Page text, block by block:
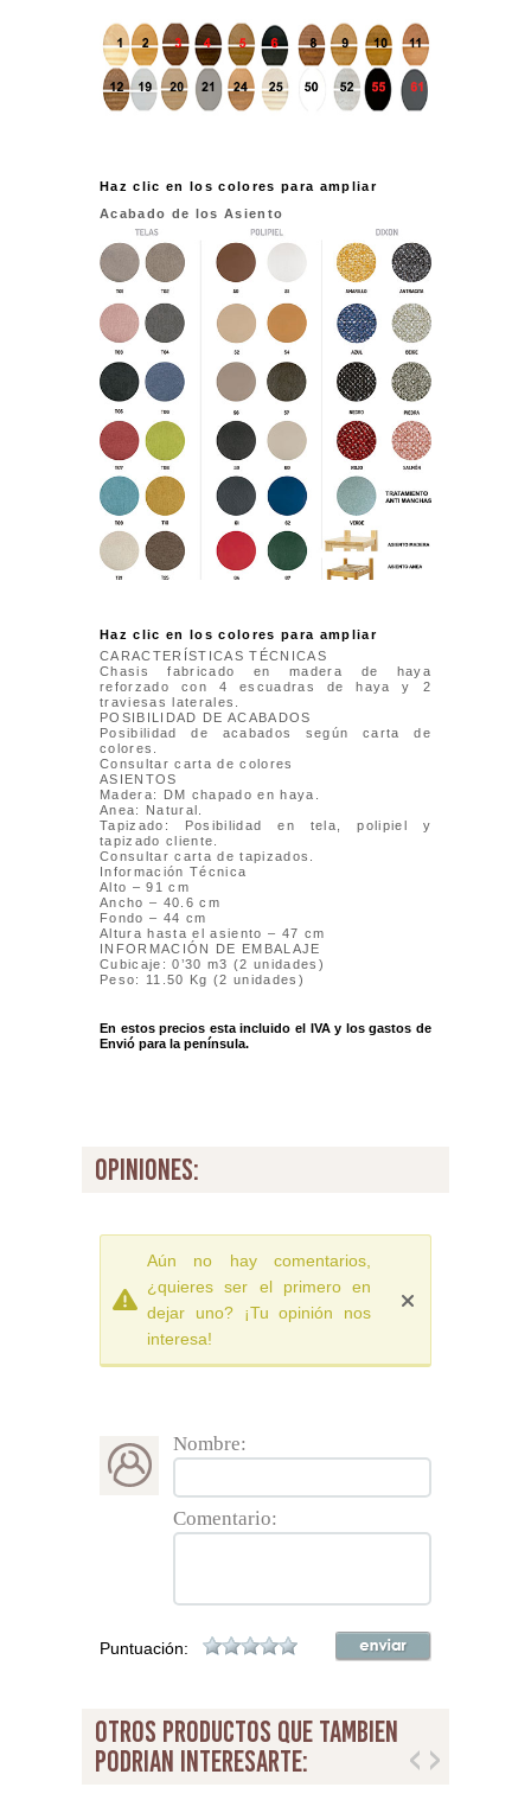
Haz clic en los colores para ampliar
Acabado de los Asiento
Haz clic en los colores para ampliar
CARACTERÍSTICAS TÉCNICAS
Chasis fabricado en madera de haya
reforzado con 4 escuadras de haya y 2
traviesas laterales.
POSIBILIDAD DE ACABADOS
Posibilidad de acabados según carta de
colores.
Consultar carta de colores
ASIENTOS
Madera: DM chapado en haya.
Anea: Natural.
Tapizado: Posibilidad en tela, polipiel y
tapizado cliente.
Consultar carta de tapizados.
Información Técnica
Alto – 91 cm
Ancho – 40.6 cm
Fondo – 44 cm
Altura hasta el asiento – 47 cm
INFORMACIÓN DE EMBALAJE
Cubicaje: 0’30 m3 (2 unidades)
Peso: 11.50 Kg (2 unidades)
En estos precios esta incluido el IVA y los gastos de
Envió para la península.
opiniones:
Aún no hay comentarios,
¿quieres ser el primero en
dejar uno? ¡Tu opinión nos
interesa!
Nombre:
Comentario:
Puntuación:
otros productos que tambien
podrian interesarte: